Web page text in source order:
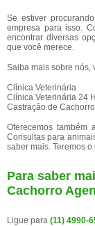
Se estiver
empresa para isso.
encontrar diversas
que você merece.
Saiba mais sobre nós,
Clínica Veterinária
Clínica Veterinária 24
Castração de Cachorro
Oferecemos
Consultas para
saber mais. Teremos
Para saber
Cachorro
Ligue para (11) 4990-